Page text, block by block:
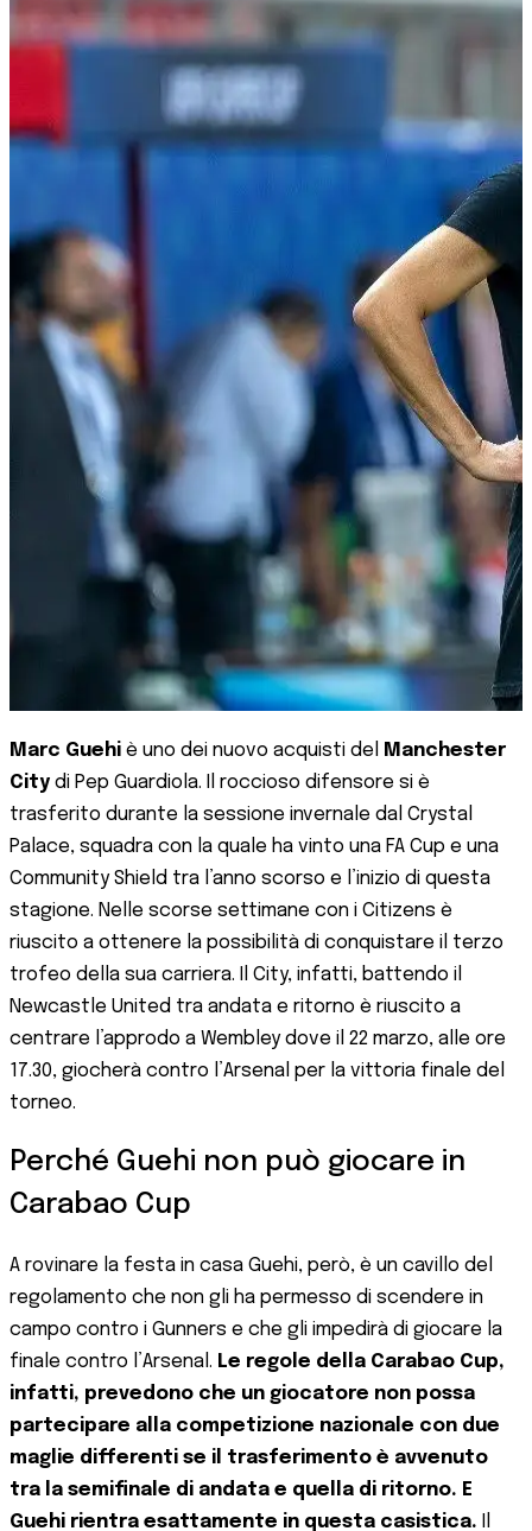
Marc Guehi è uno dei nuovo acquisti del
Manchester
City di Pep Guardiola. Il roccioso difensore si è
trasferito durante la sessione invernale dal Crystal
Palace, squadra con la quale ha vinto una FA Cup e una
Community Shield tra l’anno scorso e l’inizio di questa
stagione. Nelle scorse settimane con i Citizens è
riuscito a ottenere la possibilità di conquistare il terzo
trofeo della sua carriera. Il City, infatti, battendo il
Newcastle United tra andata e ritorno è riuscito a
centrare l’approdo a Wembley dove il 22 marzo, alle ore
17.30, giocherà contro l’Arsenal per la vittoria finale del
torneo.
Perché Guehi non può giocare in
Carabao Cup
A rovinare la festa in casa Guehi, però, è un cavillo del
regolamento che non gli ha permesso di scendere in
campo contro i Gunners e che gli impedirà di giocare la
finale contro l’Arsenal. Le regole della Carabao Cup,
infatti, prevedono che un giocatore non possa
partecipare alla competizione nazionale con due
maglie differenti se il trasferimento è avvenuto
tra la semifinale di andata e quella di ritorno. E
Guehi rientra esattamente in questa casistica.